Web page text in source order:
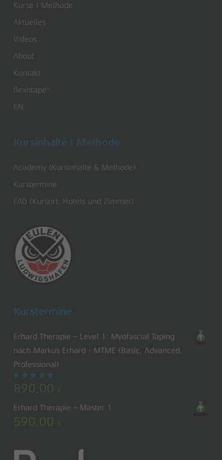
Kurse | Methode
Aktuelles
Videos
About
Kontakt
flexotape®
EN
Kursinhalte | Methode
Academy (Kursinhalte & Methode)
Kurstermine
FAQ (Kursort, Hotels und Zimmer)
Kurstermine
Erhard Therapie – Level 1: Myofascial Taping
nach Markus Erhard - MTME (Basic, Advanced,
Professional)
Bewertet
mit 5.00
890,00 €
Erhard Therapie – Master 1
590,00 €